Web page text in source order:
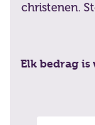
christenen.
Elk bedrag